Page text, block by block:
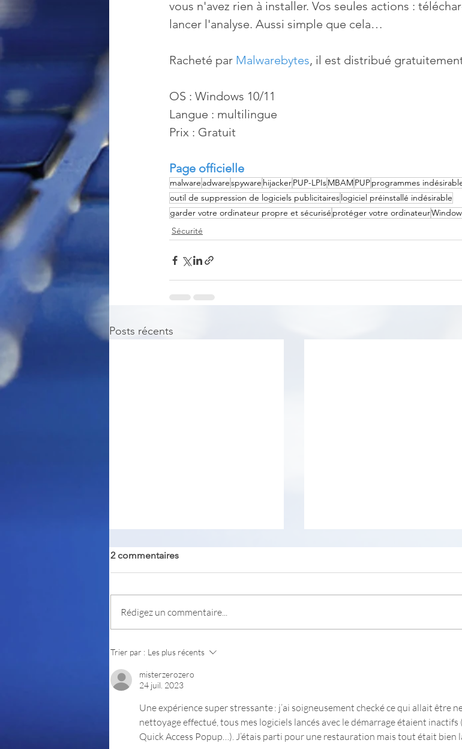
vous n'avez rien à installer. Vos seules actions :
lancer l'analyse. Aussi simple que cela…
Racheté par Malwarebytes, il est distribué
OS : Windows 10/11
Langue : multilingue
Prix : Gratuit
Page officielle
malware adwarespyware hijackerPUP-LPIsMBAMPUPprogrammes
outil de suppression de logiciels publicitaires logiciel préinstallé indésirable
garder votre ordinateur propre et sécurisé protéger votre ordinateur
Sécurité
Posts récents
Un truc simple pour renforcer
votre mot de passe de votre
compte utilisateur Windows
2 commentaires
Rédigez un commentaire...
Trier par : Les plus récents
misterzerozero
24 juil. 2023
Une expérience super stressante : j’ai soigneusement checké ce qui allait être
nettoyage effectué, tous mes logiciels lancés avec le démarrage étaient inactifs
Quick Access Popup…). J’étais parti pour une restauration mais tout était bien